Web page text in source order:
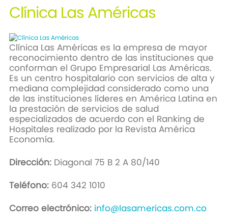
Clínica Las Américas
Clínica Las Américas es la empresa de mayor
reconocimiento dentro de las instituciones que
conforman el Grupo Empresarial Las Américas.
Es un centro hospitalario con servicios de alta y
mediana complejidad considerado como una
de las instituciones líderes en América Latina en
la prestación de servicios de salud
especializados de acuerdo con el Ranking de
Hospitales realizado por la Revista América
Economía.
Dirección:Diagonal 75 B 2 A 80/140
Teléfono:604 342 1010
Correo electrónico: info@lasamericas.com.co